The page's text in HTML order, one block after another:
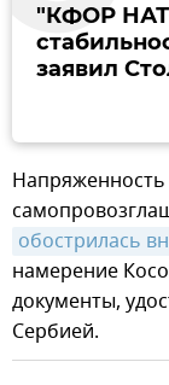
"КФОР
заявил
обострилась
намерение
документы,
Сербией.